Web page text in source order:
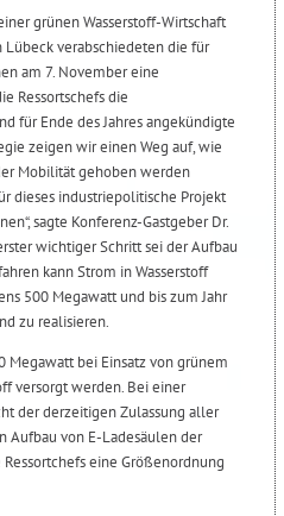
grünen Wasserstoff-Wirtschaft
Lübeck verabschiedeten die für
am 7. November eine
Ressortschefs die
für Ende des Jahres angekündigte
zeigen wir einen Weg auf, wie
Mobilität gehoben werden
dieses industriepolitische Projekt
sagte Konferenz-Gastgeber Dr.
wichtiger Schritt sei der Aufbau
kann Strom in Wasserstoff
500 Megawatt und bis zum Jahr
zu realisieren.
bei Einsatz von grünem
versorgt werden. Bei einer
der derzeitigen Zulassung aller
Aufbau von E-Ladesäulen der
eine Größenordnung